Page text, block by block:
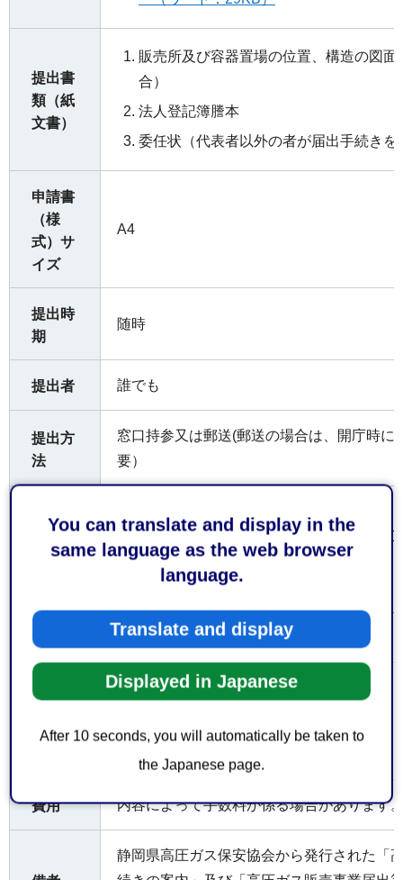
You can translate and display in the
same language as the web browser
language.
Translate and display
Displayed in Japanese
After 10 seconds, you will automatically be taken to
the Japanese page.
提出書
類（紙
文書）
販売所及び容器置場の位置、構造の図
合）
法人登記簿謄本
委任状（代表者以外の者が届出手続きを
申請書
（様
式）サ
イズ
A4
提出時
期
随時
提出者 誰でも
提出方
法
窓口持参又は郵送(郵送の場合は、開庁時に
要）
〒422-8074 静岡市駿河区南⼋幡町10番
（受付時間）
平日午前8時30分から午後5時15分まで
なお、土日祝日及び年末年始（12月29日か
付けておりません。
お持ち
ただく
正副2部
費用 内容によって手数料が係る場合があります
静岡県高圧ガス保安協会から発行された「